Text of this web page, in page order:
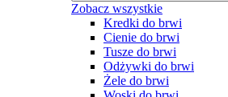
Zobacz wszystkie
Kredki do brwi
Cienie do brwi
Tusze do brwi
Odżywki do brwi
Żele do brwi